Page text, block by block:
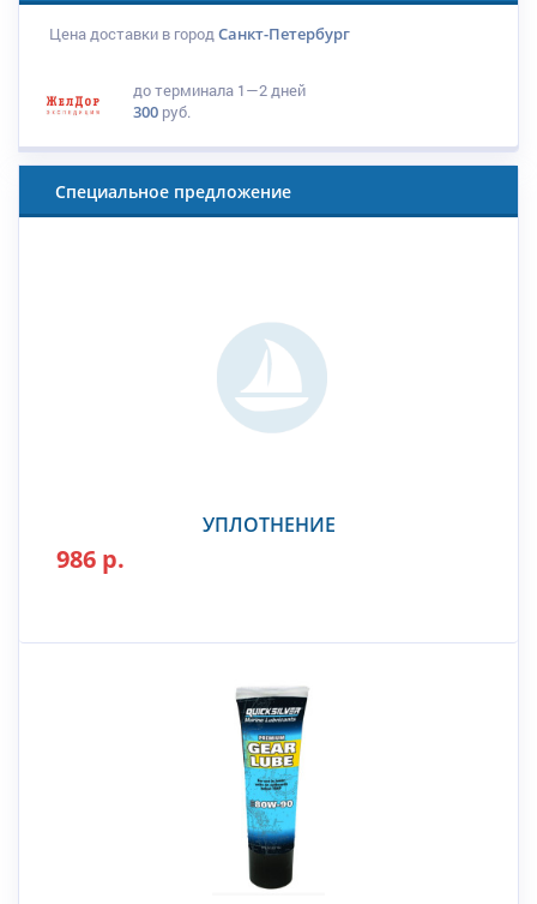
Цена доставки в городСанкт-Петербург
до терминала 1—2 дней
300 руб.
Специальное предложение
УПЛОТНЕНИЕ
986 р.